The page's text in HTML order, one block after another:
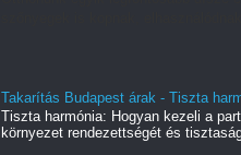
Takarítás Budapest árak - Tiszta
Tiszta harmónia: Hogyan kezeli a
környezet rendezettségét és